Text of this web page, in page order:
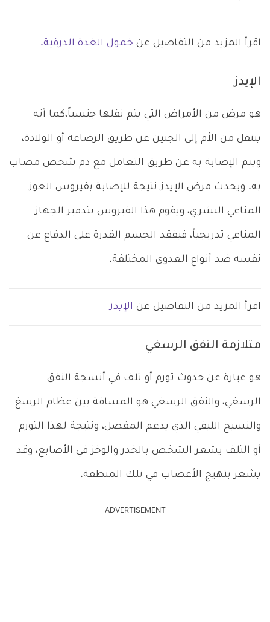
اقرأ المزيد من التفاصيل عن خمول الغدة الدرقية.
الإيدز
هو مرض من الأمراض التي يتم نقلها جنسياً،كما أنه
ينتقل من الأم إلى الجنين عن طريق الرضاعة أو الولادة،
ويتم الإصابة به عن طريق التعامل مع دم شخص مصاب
به. ويحدث مرض الإيدز نتيجة للإصابة بفيروس العوز
المناعي البشري، ويقوم هذا الفيروس بتدمير الجهاز
المناعي تدريجياً، فيفقد الجسم القدرة على الدفاع عن
نفسه ضد أنواع العدوى المختلفة.
اقرأ المزيد من التفاصيل عن الإيدز
متلازمة النفق الرسغي
هو عبارة عن حدوث تورم أو تلف في أنسجة النفق
الرسغي، والنفق الرسغي هو المسافة بين عظام الرسغ
والنسيج الليفي الذي يدعم المفصل، ونتيجة لهذا التورم
أو التلف يشعر الشخص بالخدر والوخز في الأصابع، وقد
يشعر بتهيج الأعصاب في تلك المنطقة.
ADVERTISEMENT